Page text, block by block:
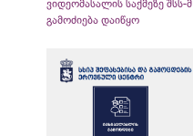
ვიდეომასალის საქმეზე შსს-მ
გამოძიება დაიწყო